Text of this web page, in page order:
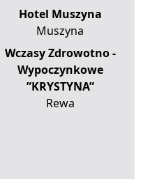
Hotel Muszyna
Muszyna
Wczasy Zdrowotno -
Wypoczynkowe
”KRYSTYNA”
Rewa